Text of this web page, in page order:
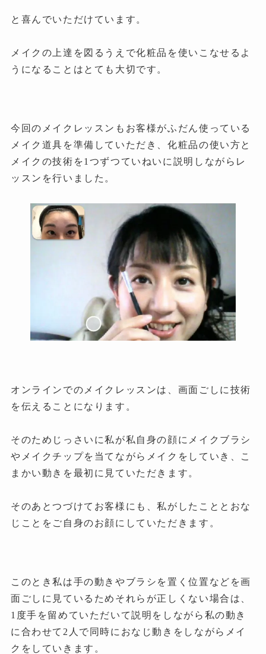
と喜んでいただけています。
メイクの上達を図るうえで化粧品を使いこなせるよ
うになることはとても大切です。
今回のメイクレッスンもお客様がふだん使っている
メイク道具を準備していただき、化粧品の使い方と
メイクの技術を1つずつていねいに説明しながらレ
ッスンを行いました。
オンラインでのメイクレッスンは、画面ごしに技術
を伝えることになります。
そのためじっさいに私が私自身の顔にメイクブラシ
やメイクチップを当てながらメイクをしていき、こ
まかい動きを最初に見ていただきます。
そのあとつづけてお客様にも、私がしたこととおな
じことをご自身のお顔にしていただきます。
このとき私は手の動きやブラシを置く位置などを画
面ごしに見ているためそれらが正しくない場合は、
1度手を留めていただいて説明をしながら私の動き
に合わせて2人で同時におなじ動きをしながらメイ
クをしていきます。